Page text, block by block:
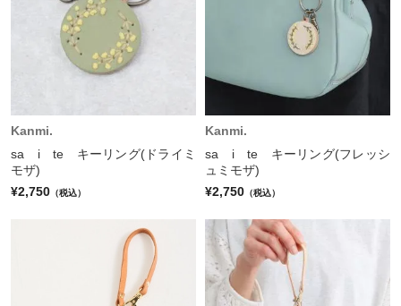
Kanmi.
sa i te キーリング(ドライミ
モザ)
¥2,750 （税込）
Kanmi.
sa i te キーリング(フレッシ
ュミモザ)
¥2,750 （税込）